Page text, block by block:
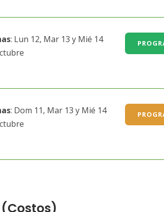
: Lun 12, Mar 13 y Mié 14
: Dom 11, Mar 13 y Mié 14